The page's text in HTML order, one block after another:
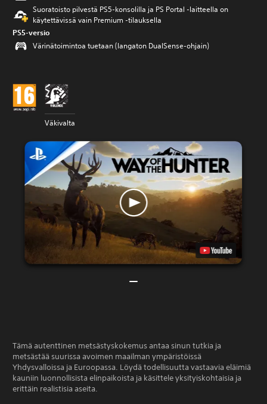
Suoratoisto pilvestä PS5-konsolilla ja PS Portal ‑laitteella on
käytettävissä vain Premium ‑tilauksella
PS5-versio
Värinätoimintoa tuetaan (langaton DualSense-ohjain)
Väkivalta
Tämä autenttinen metsästyskokemus antaa sinun tutkia ja
metsästää suurissa avoimen maailman ympäristöissä
Yhdysvalloissa ja Euroopassa. Löydä todellisuutta vastaavia eläimiä
kauniin luonnollisista elinpaikoista ja käsittele yksityiskohtaisia ja
erittäin realistisia aseita.